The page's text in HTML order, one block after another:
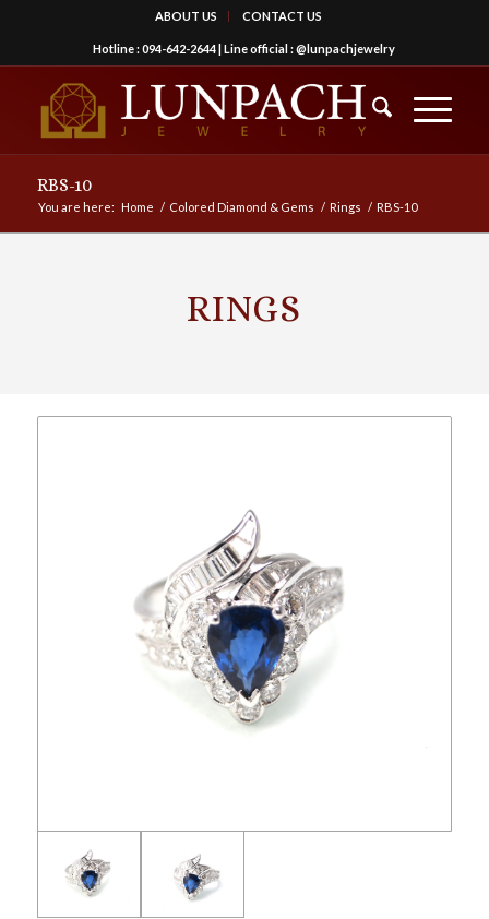
ABOUT US CONTACT US
Hotline :094-642-2644| Line official :@lunpachjewelry
RBS-10
You are here: Home / Colored Diamond & Gems / Rings / RBS-10
RINGS